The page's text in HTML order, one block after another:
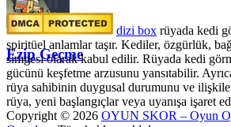
Ezip Geçme
dizi box rüyada kedi
spiritüel anlamlar taşır. Kediler, özgürlük,
simgesi olarak kabul edilir. Rüyada kedi
gücünü keşfetme arzusunu yansıtabilir.
rüya sahibinin duygusal durumunu ve
rüya, yeni başlangıçlar veya uyanışa işaret
Copyright © 2026 OYUN SKOR – Oyun